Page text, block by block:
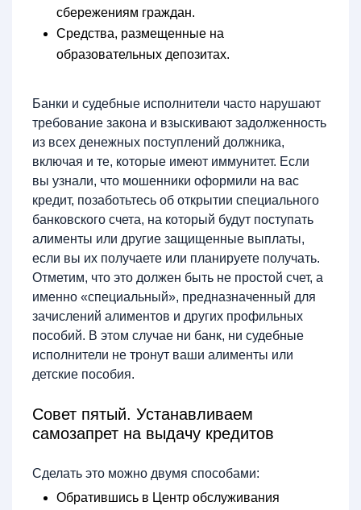
сбережениям граждан.
Средства, размещенные на
образовательных депозитах.
Банки и судебные исполнители часто нарушают
требование закона и взыскивают задолженность
из всех денежных поступлений должника,
включая и те, которые имеют иммунитет. Если
вы узнали, что мошенники оформили на вас
кредит, позаботьтесь об открытии специального
банковского счета, на который будут поступать
алименты или другие защищенные выплаты,
если вы их получаете или планируете получать.
Отметим, что это должен быть не простой счет, а
именно «специальный», предназначенный для
зачислений алиментов и других профильных
пособий. В этом случае ни банк, ни судебные
исполнители не тронут ваши алименты или
детские пособия.
Совет пятый. Устанавливаем
самозапрет на выдачу кредитов
Сделать это можно двумя способами:
Обратившись в Центр обслуживания